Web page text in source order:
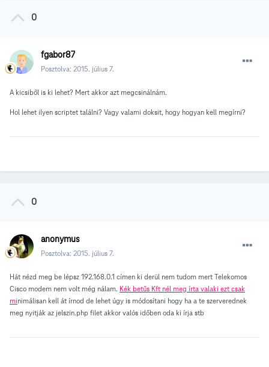
0
fgabor87
Posztolva: 2015. július 7.
A kicsiből is ki lehet? Mert akkor azt megcsinálnám.
Hol lehet ilyen scriptet találni? Vagy valami doksit, hogy hogyan kell megírni?
0
anonymus
Posztolva: 2015. július 7.
Hát nézd meg be lépsz 192.168.0.1 címen ki derül nem tudom mert Telekomos
Cisco modem nem volt még nálam. Kék betűs Kft nél meg írta valaki ezt csak
minimálisan kell át írnod de lehet úgy is módosítani hogy ha a te szerverednek
meg nyitják az jelszin.php filet akkor valós időben oda ki írja stb